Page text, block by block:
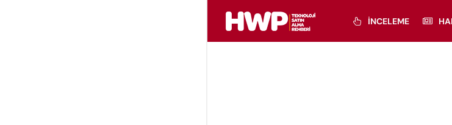
İNCELEME